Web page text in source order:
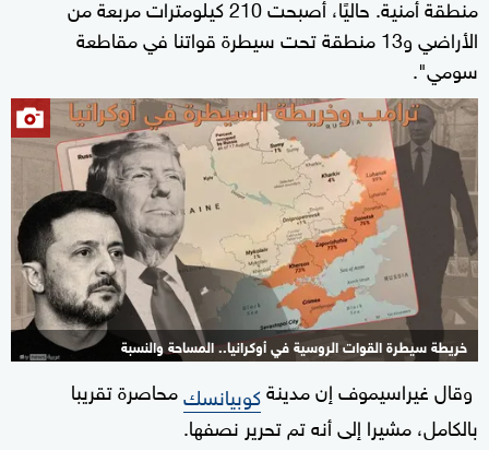
منطقة أمنية. حاليًا، أصبحت 210 كيلومترات مربعة من
الأراضي و13 منطقة تحت سيطرة قواتنا في مقاطعة
سومي".
خريطة سيطرة القوات الروسية في أوكرانيا.. المساحة والنسبة
وقال غيراسيموف إن مدينةكوبيانسكمحاصرة تقريبا
بالكامل، مشيرا إلى أنه تم تحرير نصفها.